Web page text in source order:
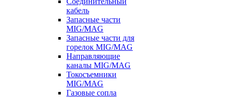
кабель
Запасные части
MIG/MAG
Запасные части для
горелок MIG/MAG
Направляющие
каналы MIG/MAG
Токосъемники
MIG/MAG
Газовые сопла